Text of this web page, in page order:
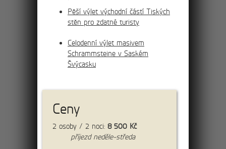
cena:
Pěší výlet východní částí Tiských
stěn pro zdatné turisty
Celodenní výlet masivem
Schrammsteine v Saském
Švýcasku
Ceny
2 osoby / 2 noci: 8 500 Kč
příjezd neděle-středa